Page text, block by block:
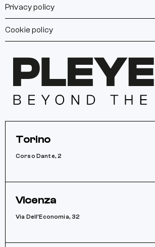
Privacy policy
Cookie policy
Torino
Corso Dante, 2
Vicenza
Via Dell’Economia, 32